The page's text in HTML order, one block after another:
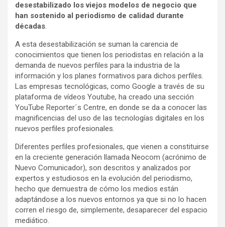
desestabilizado los viejos modelos de negocio que
han sostenido al periodismo de calidad durante
décadas.
A esta desestabilización se suman la carencia de
conocimientos que tienen los periodistas en relación a la
demanda de nuevos perfiles para la industria de la
información y los planes formativos para dichos perfiles.
Las empresas tecnológicas, como Google a través de su
plataforma de vídeos Youtube, ha creado una sección
YouTube Reporter´s Centre, en donde se da a conocer las
magnificencias del uso de las tecnologías digitales en los
nuevos perfiles profesionales.
Diferentes perfiles profesionales, que vienen a constituirse
en la creciente generación llamada Neocom (acrónimo de
Nuevo Comunicador), son descritos y analizados por
expertos y estudiosos en la evolución del periodismo,
hecho que demuestra de cómo los medios están
adaptándose a los nuevos entornos ya que si no lo hacen
corren el riesgo de, simplemente, desaparecer del espacio
mediático.